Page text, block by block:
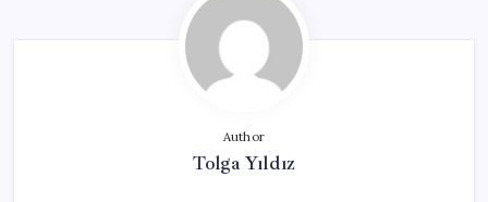
Author
Tolga Yıldız